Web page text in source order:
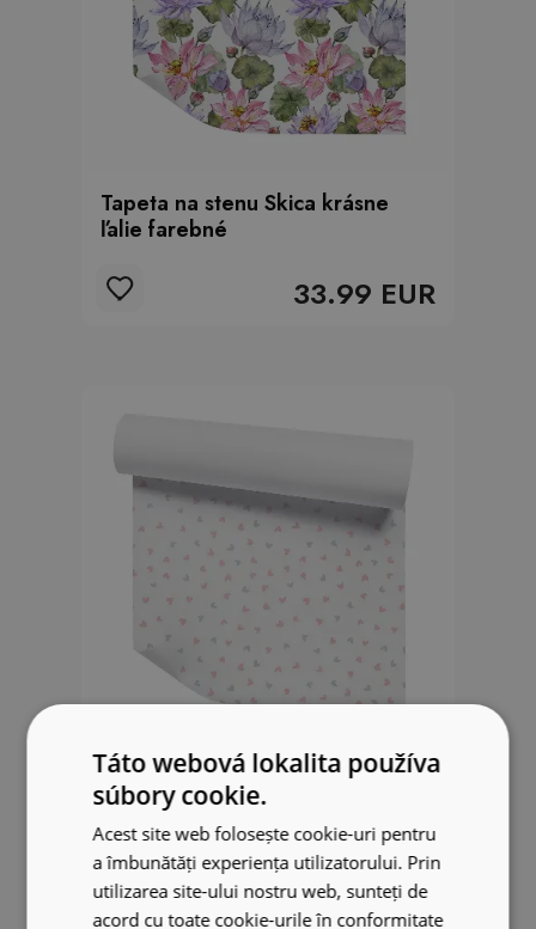
Tapeta na stenu Skica krásne
ľalie farebné
33.99 EUR
Tapeta Malé srdiečka svetlé
33.99 EUR
Táto webová lokalita používa
súbory cookie.
Acest site web folosește cookie-uri pentru
a îmbunătăți experiența utilizatorului. Prin
utilizarea site-ului nostru web, sunteți de
acord cu toate cookie-urile în conformitate